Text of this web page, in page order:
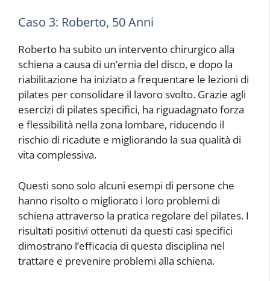
Caso 3: Roberto, 50 Anni
Roberto ha subito un intervento chirurgico alla
schiena a causa di un’ernia del disco, e dopo la
riabilitazione ha iniziato a frequentare le lezioni di
pilates per consolidare il lavoro svolto. Grazie agli
esercizi di pilates specifici, ha riguadagnato forza
e flessibilità nella zona lombare, riducendo il
rischio di ricadute e migliorando la sua qualità di
vita complessiva.
Questi sono solo alcuni esempi di persone che
hanno risolto o migliorato i loro problemi di
schiena attraverso la pratica regolare del pilates. I
risultati positivi ottenuti da questi casi specifici
dimostrano l’efficacia di questa disciplina nel
trattare e prevenire problemi alla schiena.